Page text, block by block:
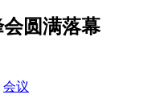
圆满落幕
会议